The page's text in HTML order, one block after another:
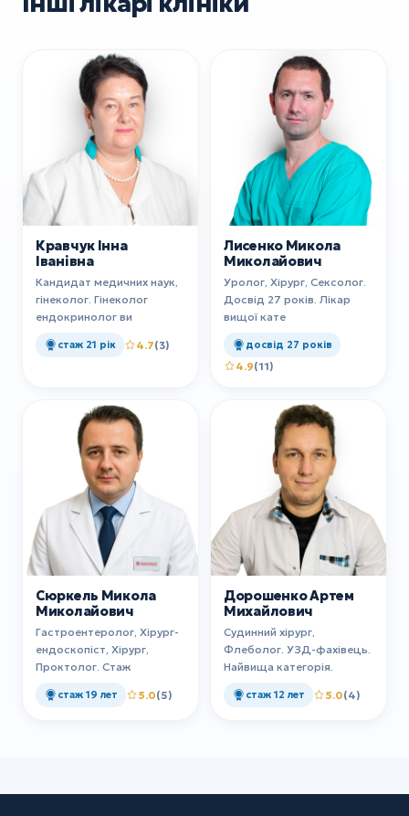
Кравчук Інна
Іванівна
Кандидат медичних наук,
гінеколог. Гінеколог
ендокринолог ви
стаж 21 рік 4.7(3)
Лисенко Микола
Миколайович
Уролог, Хірург, Сексолог.
Досвід 27 років. Лікар
вищої кате
досвід 27 років
4.9(11)
Сюркель Микола
Миколайович
Гастроентеролог, Хірург-
ендоскопіст, Хірург,
Проктолог. Стаж
стаж 19 лет 5.0(5)
Дорошенко Артем
Михайлович
Судинний хірург,
Флеболог. УЗД-фахівець.
Найвища категорія.
стаж 12 лет 5.0(4)